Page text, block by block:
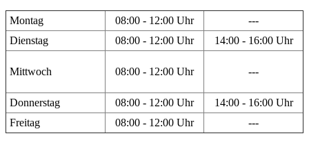
Montag 08:00 - 12:00 Uhr
---
Dienstag
08:00 - 12:00 Uhr 14:00 - 16:00 Uhr
Mittwoch 08:00 - 12:00 Uhr ---
Donnerstag 08:00 - 12:00 Uhr
14:00 - 16:00 Uhr
Freitag
08:00 - 12:00 Uhr ---